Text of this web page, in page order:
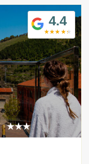
4.4